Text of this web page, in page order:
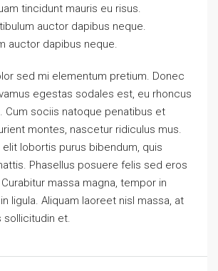
tincidunt mauris eu risus.
auctor dapibus neque.
auctor dapibus neque.
sed mi elementum pretium. Donec
egestas sodales est, eu rhoncus
Cum sociis natoque penatibus et
montes, nascetur ridiculus mus.
lobortis purus bibendum, quis
Phasellus posuere felis sed eros
massa magna, tempor in
ligula. Aliquam laoreet nisl massa, at
sollicitudin et.